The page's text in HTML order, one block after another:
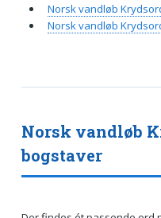
Norsk vandløb
bogstaver
Norsk vandløb
Norsk vandløb